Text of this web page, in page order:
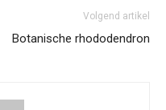
Volgend artikel
Botanische rhododendron